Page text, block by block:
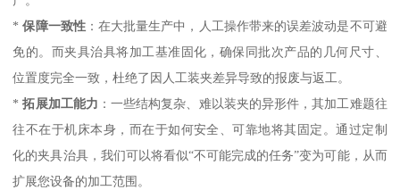
*保障一致性：在大批量生产中，人工操作带来的误差波动是不可避
免的。而夹具治具将加工基准固化，确保同批次产品的几何尺寸、
位置度完全一致，杜绝了因人工装夹差异导致的报废与返工。
*拓展加工能力 ：一些结构复杂、难以装夹的异形件，其加工难题往
往不在于机床本身，而在于如何安全、可靠地将其固定。通过定制
化的夹具治具，我们可以将看似“不可能完成的任务”变为可能，从而
扩展您设备的加工范围。